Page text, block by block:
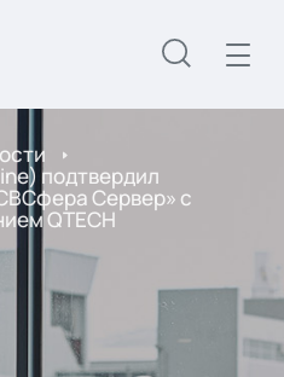
подтвердил
Сервер» с
QTECH